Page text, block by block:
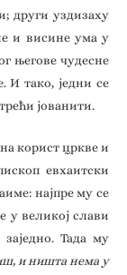
други уздизаху
и висине ума у
његове чудесне
И тако, једни се
јованити.
корист цркве и
евхаитски
најпре му се
у великој слави
Тада му
и ништа нема у